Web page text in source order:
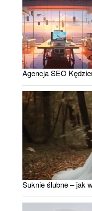
Agencja SEO
Suknie ślubne – jak